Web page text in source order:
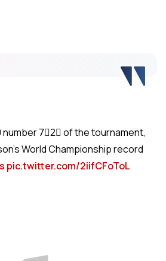
number 7⃣2⃣ of the tournament,
World Championship record
pic.twitter.com/2iifCFoToL